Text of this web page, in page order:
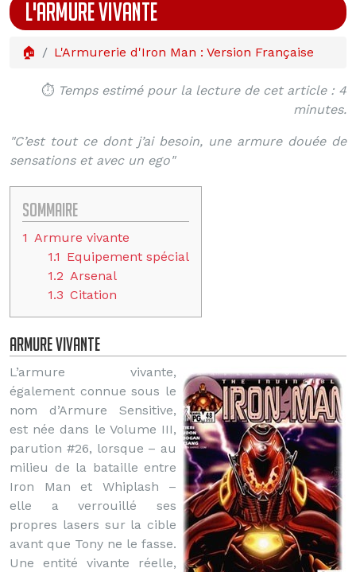
L'ARMURE VIVANTE
🏠 L'Armurerie d'Iron Man : Version Française
⏱️ Temps estimé pour la lecture de cet article : 4
minutes.
"C’est tout ce dont j’ai besoin, une armure douée de
sensations et avec un ego"
Sommaire
1 Armure vivante
1.1 Equipement spécial
1.2 Arsenal
1.3 Citation
Armure vivante
L’armure vivante,
également connue sous le
nom d’Armure Sensitive,
est née dans le Volume III,
parution #26, lorsque – au
milieu de la bataille entre
Iron Man et Whiplash –
elle a verrouillé ses
propres lasers sur la cible
avant que Tony ne le fasse.
Une entité vivante réelle,